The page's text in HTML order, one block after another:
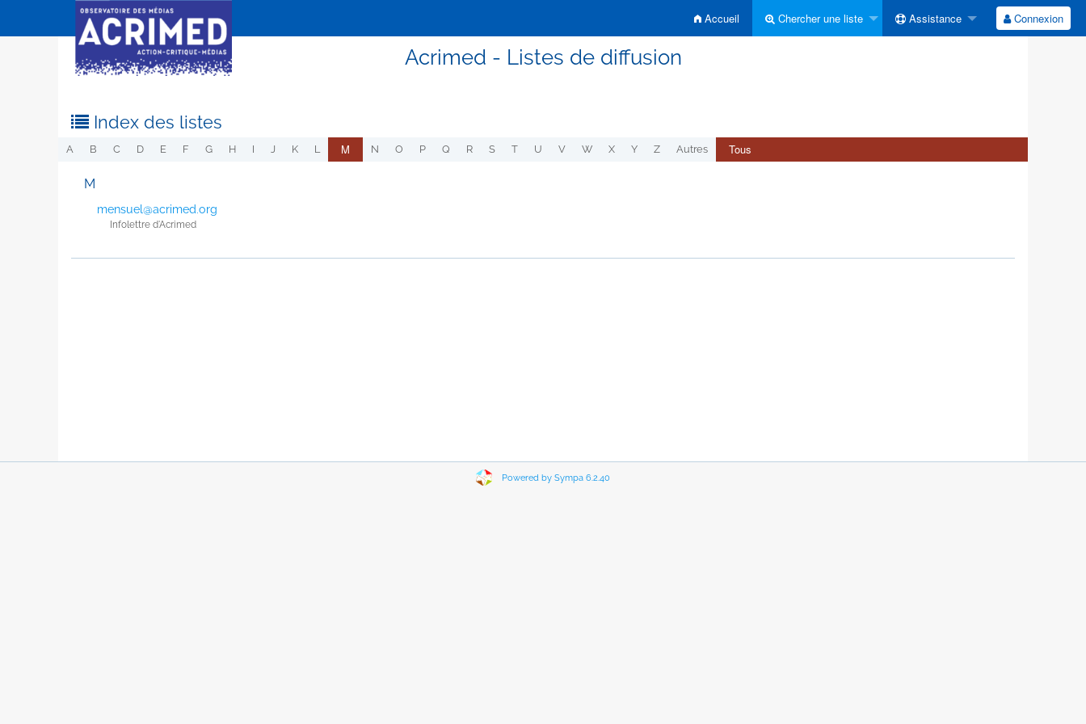
Accueil Chercher une liste Assistance Connexion
Acrimed - Listes de diffusion
Index des listes
A B C D E F G H I J K L M N O P Q R S T U V W X Y Z Autres Tous
M
mensuel@acrimed.org
Infolettre d'Acrimed
Powered by Sympa 6.2.40